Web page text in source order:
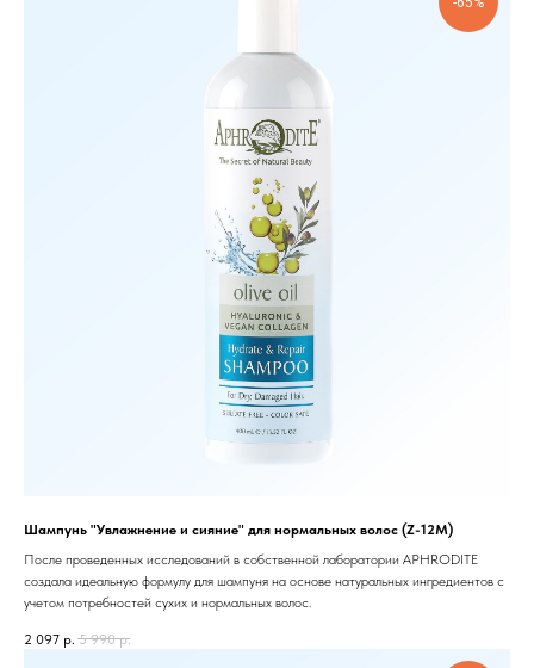
Шампунь "Увлажнение и сияние" для нормальных волос (Z-12M)
После проведенных исследований в собственной лаборатории APHRODITE
создала идеальную формулу для шампуня на основе натуральных ингредиентов с
учетом потребностей сухих и нормальных волос.
2 097 р. 5 990 р.